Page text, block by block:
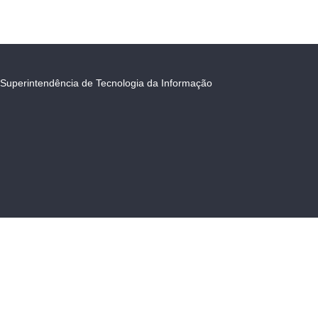
Superintendência de Tecnologia da Informação